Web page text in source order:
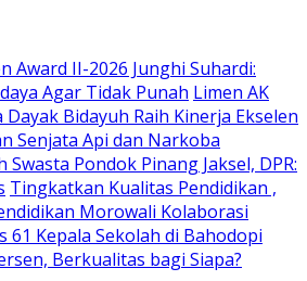
Award II-2026 Junghi Suhardi:
Agar Tidak Punah Limen AK
Bidayuh Raih Kinerja Ekselen
Senjata Api dan Narkoba
Pondok Pinang Jaksel, DPR:
Tingkatkan Kualitas Pendidikan ,
Morowali Kolaborasi
61 Kepala Sekolah di Bahodopi
Berkualitas bagi Siapa?